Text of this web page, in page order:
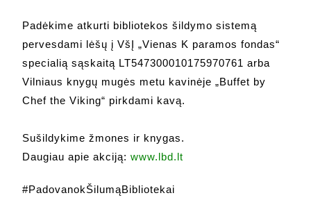
Padėkime atkurti bibliotekos šildymo sistemą
pervesdami lėšų į VšĮ „Vienas K paramos fondas“
specialią sąskaitą LT547300010175970761 arba
Vilniaus knygų mugės metu kavinėje „Buffet by
Chef the Viking“ pirkdami kavą.
Sušildykime žmones ir knygas.
Daugiau apie akciją:www.lbd.lt
#PadovanokŠilumąBibliotekai